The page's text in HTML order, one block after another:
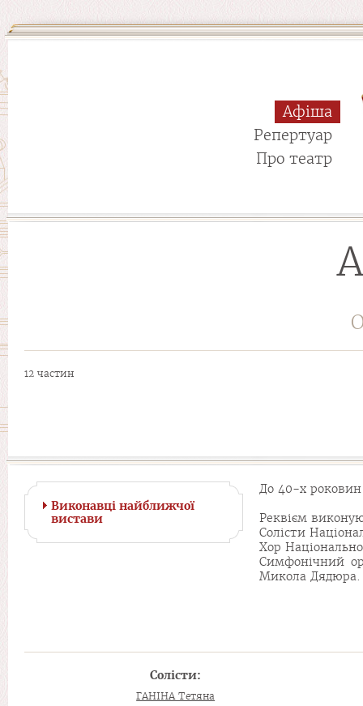
Афіша
Репертуар
Про театр
12 частин
Виконавці найближчої
вистави
До 40-х роковин
Реквієм
Солісти
Хор
Симфонічний
Микола Дядюра.
Солісти:
ГАНІНА Тетяна